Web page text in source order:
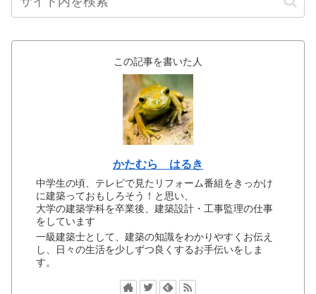
この記事を書いた人
かたむら はるき
中学生の頃、テレビで見たリフォーム番組をきっかけ
に建築っておもしろそう！と思い、
大学の建築学科を卒業後、建築設計・工事監理の仕事
をしています
一級建築士として、建築の知識をわかりやすくお伝え
し、日々の生活を少しずつ良くするお手伝いをしま
す。